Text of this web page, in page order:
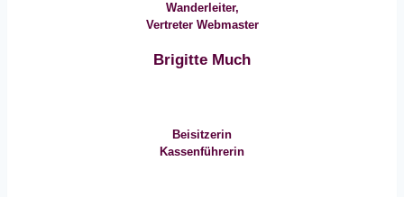
Wanderleiter,
Vertreter Webmaster
Brigitte Much
Beisitzerin
Kassenführerin